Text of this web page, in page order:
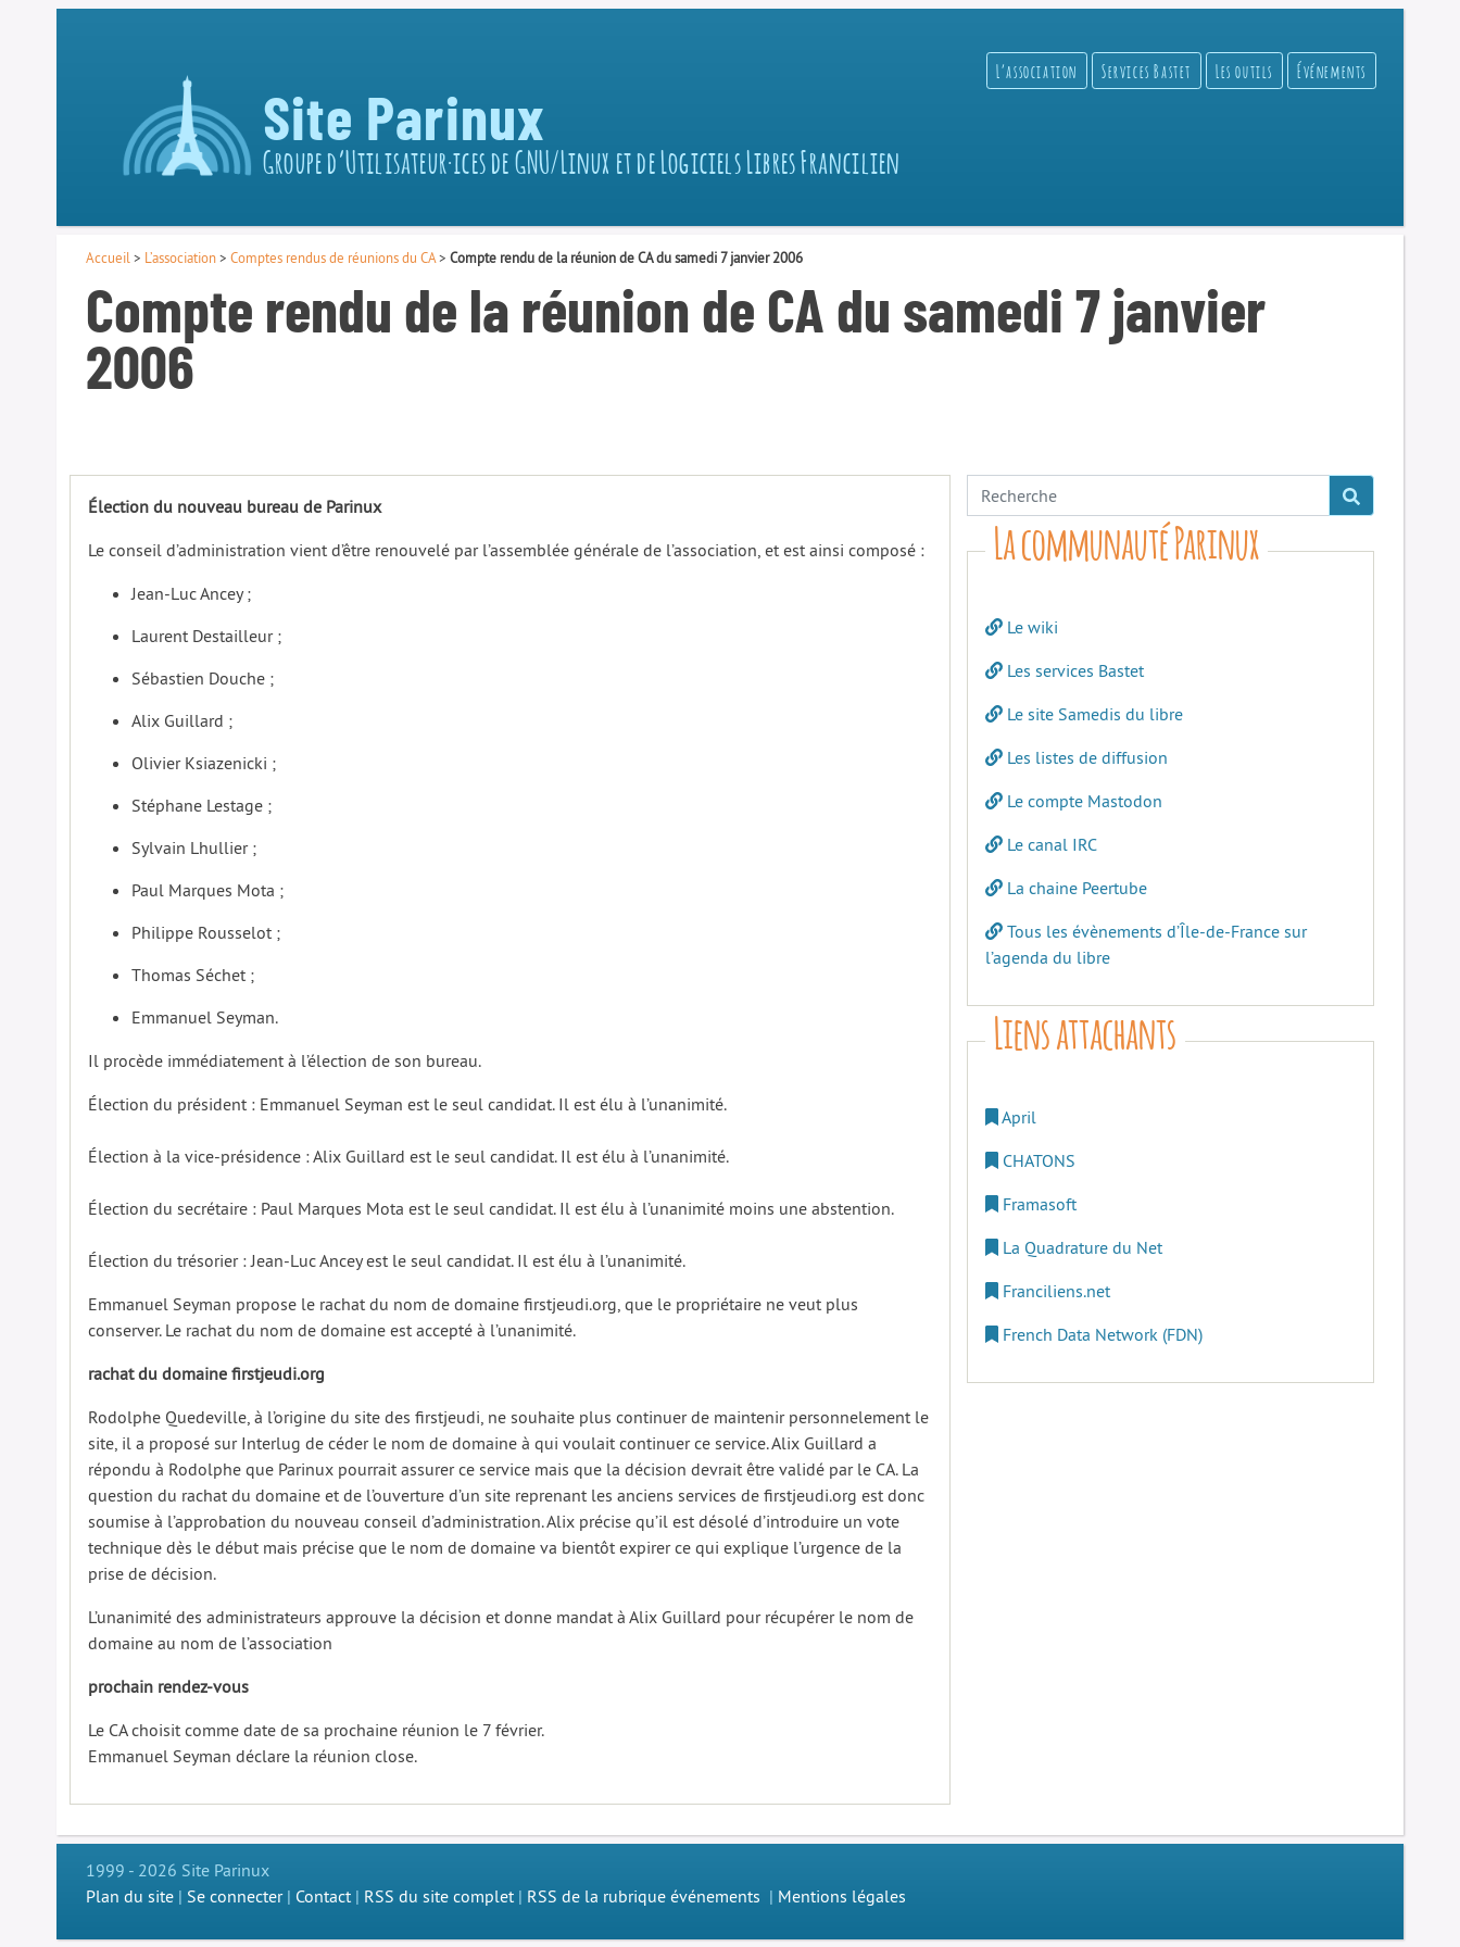
Site Parinux
Groupe d’Utilisateur·ices de GNU/Linux et de Logiciels Libres Francilien
L’association Services Bastet Les outils Événements
Accueil > L’association> Comptes rendus de réunions du CA> Compte rendu de la réunion de CA du samedi 7 janvier 2006
Compte rendu de la réunion de CA du samedi 7 janvier
2006
Élection du nouveau bureau de Parinux
Le conseil d’administration vient d’être renouvelé par l’assemblée générale de l’association, et est ainsi composé :
Jean-Luc Ancey ;
Laurent Destailleur ;
Sébastien Douche ;
Alix Guillard ;
Olivier Ksiazenicki ;
Stéphane Lestage ;
Sylvain Lhullier ;
Paul Marques Mota ;
Philippe Rousselot ;
Thomas Séchet ;
Emmanuel Seyman.
Il procède immédiatement à l’élection de son bureau.
Élection du président : Emmanuel Seyman est le seul candidat. Il est élu à l’unanimité.
Élection à la vice-présidence : Alix Guillard est le seul candidat. Il est élu à l’unanimité.
Élection du secrétaire : Paul Marques Mota est le seul candidat. Il est élu à l’unanimité moins une abstention.
Élection du trésorier : Jean-Luc Ancey est le seul candidat. Il est élu à l’unanimité.
Emmanuel Seyman propose le rachat du nom de domaine firstjeudi.org, que le propriétaire ne veut plus
conserver. Le rachat du nom de domaine est accepté à l’unanimité.
rachat du domaine firstjeudi.org
Rodolphe Quedeville, à l’origine du site des firstjeudi, ne souhaite plus continuer de maintenir personnelement le
site, il a proposé sur Interlug de céder le nom de domaine à qui voulait continuer ce service. Alix Guillard a
répondu à Rodolphe que Parinux pourrait assurer ce service mais que la décision devrait être validé par le CA. La
question du rachat du domaine et de l’ouverture d’un site reprenant les anciens services de firstjeudi.org est donc
soumise à l’approbation du nouveau conseil d’administration. Alix précise qu’il est désolé d’introduire un vote
technique dès le début mais précise que le nom de domaine va bientôt expirer ce qui explique l’urgence de la
prise de décision.
L’unanimité des administrateurs approuve la décision et donne mandat à Alix Guillard pour récupérer le nom de
domaine au nom de l’association
prochain rendez-vous
Le CA choisit comme date de sa prochaine réunion le 7 février.
Emmanuel Seyman déclare la réunion close.
La communauté Parinux
Le wiki
Les services Bastet
Le site Samedis du libre
Les listes de diffusion
Le compte Mastodon
Le canal IRC
La chaine Peertube
Tous les évènements d’Île-de-France sur
l’agenda du libre
Liens attachants
April
CHATONS
Framasoft
La Quadrature du Net
Franciliens.net
French Data Network (FDN)
1999 - 2026 Site Parinux
Plan du site | Se connecter| Contact | RSS du site complet | RSS de la rubrique événements | Mentions légales